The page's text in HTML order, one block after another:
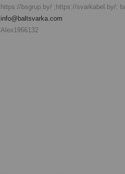
https://bsgrup.by/ ;https://svarkabel.by/;
info@baltsvarka.com
Alex1966132